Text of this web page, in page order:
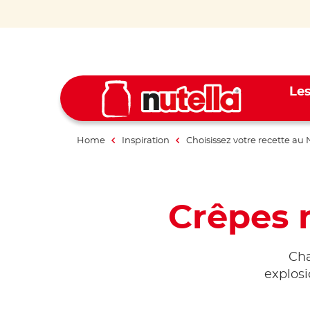
Home Inspiration Choisissez votre recette au
Crêpes